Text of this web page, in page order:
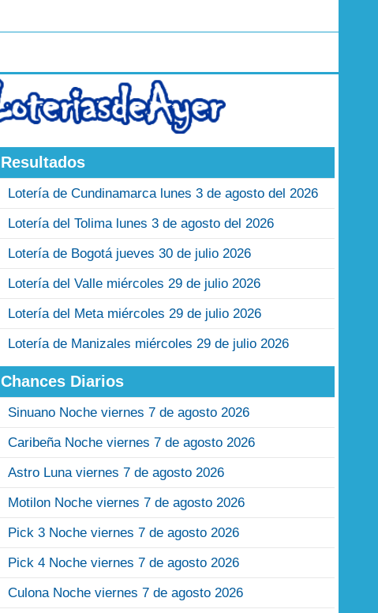
Resultados
Lotería de Cundinamarca lunes 3 de agosto del 2026
Lotería del Tolima lunes 3 de agosto del 2026
Lotería de Bogotá jueves 30 de julio 2026
Lotería del Valle miércoles 29 de julio 2026
Lotería del Meta miércoles 29 de julio 2026
Lotería de Manizales miércoles 29 de julio 2026
Chances Diarios
Sinuano Noche viernes 7 de agosto 2026
Caribeña Noche viernes 7 de agosto 2026
Astro Luna viernes 7 de agosto 2026
Motilon Noche viernes 7 de agosto 2026
Pick 3 Noche viernes 7 de agosto 2026
Pick 4 Noche viernes 7 de agosto 2026
Culona Noche viernes 7 de agosto 2026